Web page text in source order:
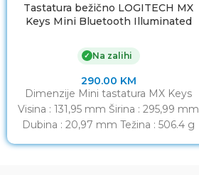
Tastatura bežično LOGITECH MX
Keys Mini Bluetooth Illuminated
✓ Na zalihi
290.00 KM
Dimenzije Mini tastatura MX Keys
Visina : 131,95 mm Širina : 295,99 mm
Dubina : 20,97 mm Težina : 506.4 g